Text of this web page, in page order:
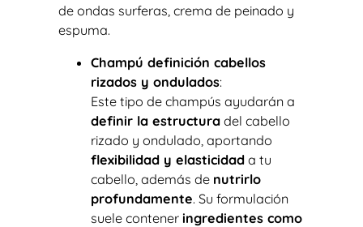
de ondas surferas, crema de peinado y
espuma.
Champú definición cabellos
rizados y ondulados:
Este tipo de champús ayudarán a
definir la estructura del cabello
rizado y ondulado, aportando
flexibilidad y elasticidad a tu
cabello, además de nutrirlo
profundamente. Su formulación
suele contener ingredientes como